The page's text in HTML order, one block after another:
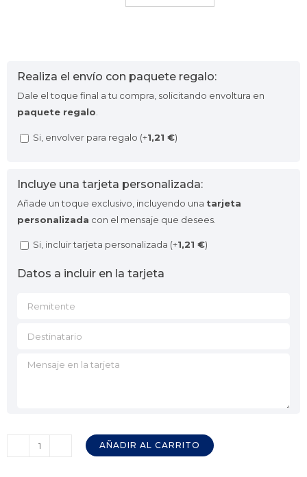
Realiza el envío con paquete regalo:
Dale el toque final a tu compra, solicitando envoltura en
paquete regalo
Si, envolver para regalo (+1,21 €)
Incluye una tarjeta personalizada:
Añade un toque exclusivo, incluyendo una tarjeta
personalizada con el mensaje que desees.
Si, incluir tarjeta personalizada (+1,21 €)
Datos a incluir en la tarjeta
AÑADIR AL CARRITO